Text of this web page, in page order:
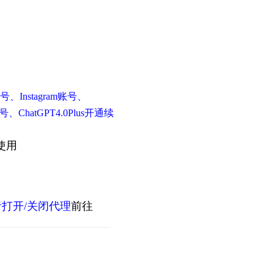
Instagram账号、
、ChatGPT4.0Plus开通续
用
开/关闭代理前往